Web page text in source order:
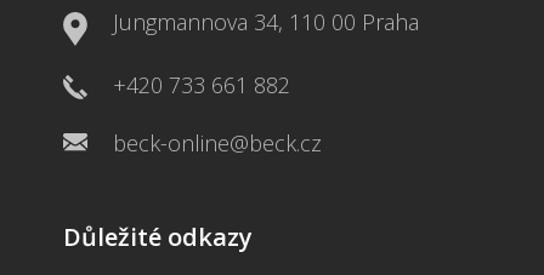
Jungmannova 34, 110 00 Praha
+420 733 661 882
beck-online@beck.cz
Důležité odkazy